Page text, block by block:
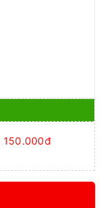
150.000đ